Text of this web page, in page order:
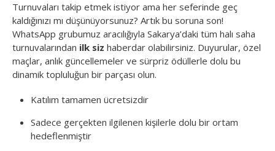
Turnuvaları takip etmek istiyor ama her seferinde geç
kaldığınızı mı düşünüyorsunuz? Artık bu soruna son!
WhatsApp grubumuz aracılığıyla Sakarya’daki tüm halı saha
turnuvalarından ilk siz haberdar olabilirsiniz. Duyurular, özel
maçlar, anlık güncellemeler ve sürpriz ödüllerle dolu bu
dinamik topluluğun bir parçası olun.
Katılım tamamen ücretsizdir
Sadece gerçekten ilgilenen kişilerle dolu bir ortam
hedeflenmiştir